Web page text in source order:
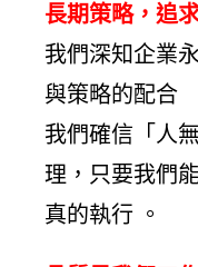
長期策略，追
我們深知企業
與策略的配合
我們確信「人
理，只要我們
真的執行 。